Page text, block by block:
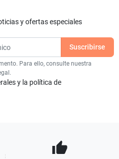
y ofertas especiales
Para ello, consulte nuestra
y la política de
thumb_up